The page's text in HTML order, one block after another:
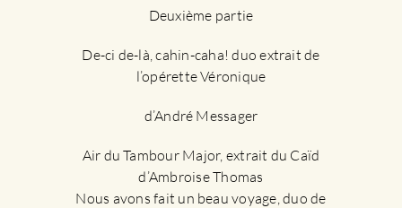
Deuxième partie
De-ci de-là, cahin-caha! duo extrait de
l’opérette Véronique
d’André Messager
Air du Tambour Major, extrait du Caïd
d’Ambroise Thomas
Nous avons fait un beau voyage, duo de